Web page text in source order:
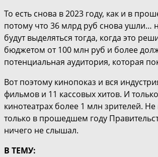
То есть снова в 2023 году, как и в
потому что 36 млрд руб снова ушли…
будут выделяться тогда, когда это
бюджетом от 100 млн руб и более
потенциальная аудитория, которая
Вот поэтому кинопоказ и вся
фильмов и 11 кассовых хитов. И
кинотеатрах более 1 млн зрителей.
только в прошедшем году
ничего не слышал.
В ТЕМУ: